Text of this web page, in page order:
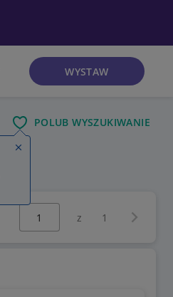
WYSTAW
POLUB WYSZUKIWANIE
Wybierz stronę:
z 1
Zamknij wskazówkę